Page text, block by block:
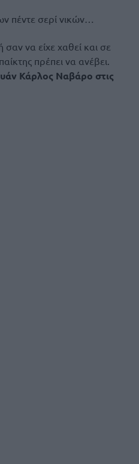
πέντε σερί νικών…
σαν να είχε χαθεί και σε
πρέπει να ανέβει.
Κάρλος Ναβάρο στις